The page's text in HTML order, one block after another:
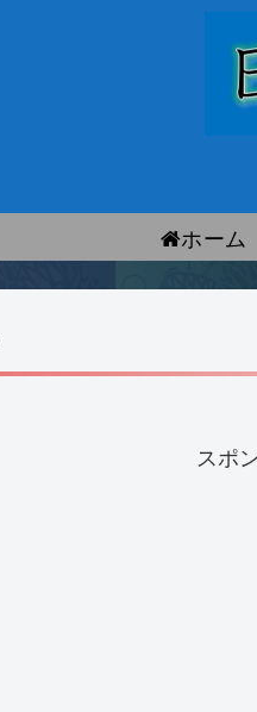
ホーム
スポ